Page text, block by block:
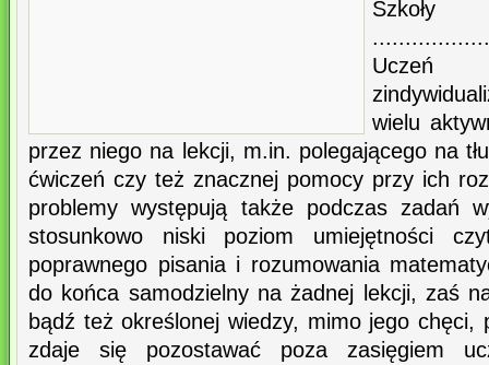
wielu
przez niego na lekcji, m.in. polegającego na
ćwiczeń czy też znacznej pomocy przy ich
problemy występują także podczas zadań
stosunkowo niski poziom umiejętności
poprawnego pisania i rozumowania
do końca samodzielny na żadnej lekcji, zaś
bądź też określonej wiedzy, mimo jego
zdaje się pozostawać poza zasięgiem